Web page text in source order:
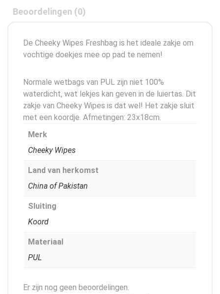
Beoordelingen (0)
De Cheeky Wipes Freshbag is het ideale zakje om
vochtige doekjes mee op pad te nemen!
Normale wetbags van PUL zijn niet 100%
waterdicht, wat lekjes kan geven in de luiertas. Dit
zakje van Cheeky Wipes is dat wel! Het zakje sluit
met een koordje. Afmetingen: 23x18cm.
Merk
Cheeky Wipes
Land van herkomst
China of Pakistan
Sluiting
Koord
Materiaal
PUL
Er zijn nog geen beoordelingen.